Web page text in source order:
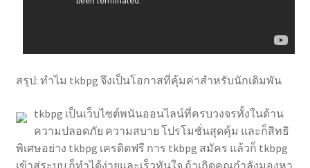
สรุป: ทำไม tkbpg จึงเป็นโอกาสที่คุ้มค่าสำหรับนักเดิมพัน
tkbpg เป็นเว็บไซต์พนันออนไลน์ที่ครบวงจรทั้งในด้าน
ความปลอดภัย ความสบาย โปรโมชั่นสุดคุ้ม และก็สิทธิ
พิเศษอย่าง tkbpg เครดิตฟรี การ tkbpg สมัคร แล้วก็ tkbpg
เข้าสู่ระบบ ก็ทำได้ง่ายและเร็วทันใจ ถ้าเกิดคุณกำลังมองหา